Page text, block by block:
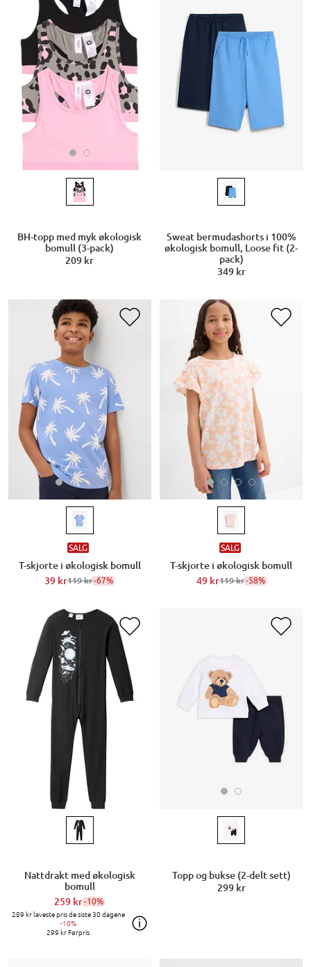
BH-topp med myk økologisk
bomull (3-pack)
209 kr
Sweat bermudashorts i 100%
økologisk bomull, Loose fit (2-
pack)
349 kr
SALG
T-skjorte i økologisk bomull
39 kr119 kr-67%
SALG
T-skjorte i økologisk bomull
49 kr119 kr-58%
Nattdrakt med økologisk
bomull
259 kr-10%
289 krlaveste pris de siste 30 dagene
-10%
299 krFørpris
Topp og bukse (2-delt sett)
299 kr